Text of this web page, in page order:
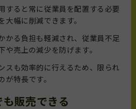
すると常に従業員を配置する必要
大幅に削減できます。
かる負担も軽減され、従業員不足
や売上の減少を防げます。
スも効率的に行えるため、限られ
が特長です。
販売できる